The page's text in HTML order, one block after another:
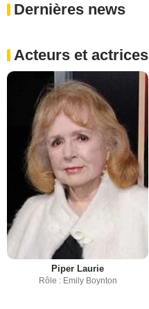
Dernières news
Acteurs et actrices
Piper Laurie
Rôle : Emily Boynton